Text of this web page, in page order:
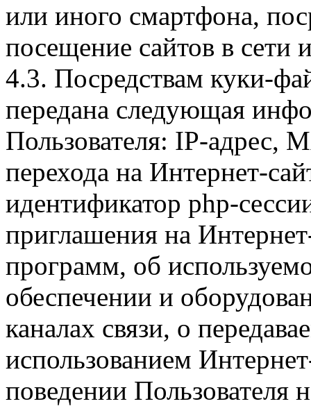
или иного смартфона,
посещение сайтов в сети
4.3. Посредствам куки-
передана следующая
Пользователя: IP-адрес,
перехода на Интернет-
идентификатор php-
приглашения на
программ, об
обеспечении и
каналах связи, о
использованием
поведении Пользователя